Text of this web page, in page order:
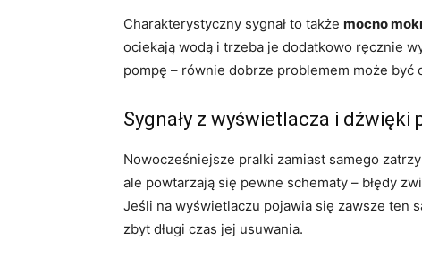
Charakterystyczny sygnał to także mocno
ociekają wodą i trzeba je dodatkowo ręcznie
pompę – równie dobrze problemem może być
Sygnały z wyświetlacza i dźwięki
Nowocześniejsze pralki zamiast samego
ale powtarzają się pewne schematy – błędy
Jeśli na wyświetlaczu pojawia się zawsze ten
zbyt długi czas jej usuwania.